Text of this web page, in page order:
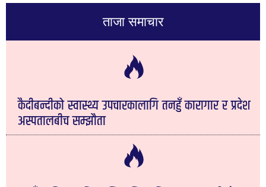
ताजा समाचार
कैदीबन्दीको स्वास्थ्य उपचारकालागि तनहुँ कारागार र प्रदेश
अस्पतालबीच सम्झौता